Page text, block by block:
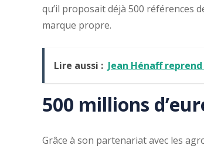
qu’il proposait déjà 500 références
marque propre.
Lire aussi : Jean Hénaff
500 millions
Grâce à son partenariat avec les